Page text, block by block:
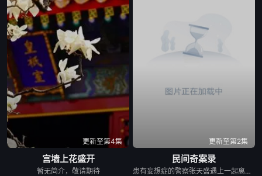
更新至第4集
宫墙上花盛开
暂无简介，敬请期待
更新至第2集
民间奇案录
患有妄想症的警察张天盛遇上一起离奇的神像杀人事件，勘案过程中，牵引出“婴胎报仇”，“娘娘索命”等一连串妖异事件，张天盛虽被种种诡怪幻象阻碍，却坚信这是藏在迷信后的人为诡计，勇于向封建传统宣战，敢于破除流传已久的迷信糟粕，最终，在战胜妄想症的同时，成功还原真相，伸张正义。